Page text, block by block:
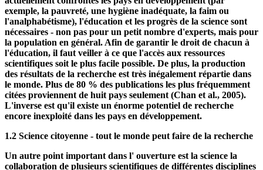
Le rôle que joue le libre accès aux travaux scientifiques en ce
qui concerne la justice sociale mondiale ne doit pas être sous-
estimé. Pour faire face à de nombreux défis auxquels sont
actuellement confrontés les pays en développement (par
exemple, la pauvreté, une hygiène inadéquate, la faim ou
l'analphabétisme), l'éducation et les progrès de la science sont
nécessaires - non pas pour un petit nombre d'experts, mais pour
la population en général. Afin de garantir le droit de chacun à
l'éducation, il faut veiller à ce que l'accès aux ressources
scientifiques soit le plus facile possible. De plus, la production
des résultats de la recherche est très inégalement répartie dans
le monde. Plus de 80 % des publications les plus fréquemment
citées proviennent de huit pays seulement (Chan et al., 2005).
L'inverse est qu'il existe un énorme potentiel de recherche
encore inexploité dans les pays en développement.